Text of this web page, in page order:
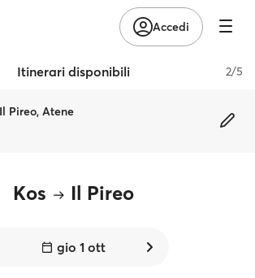
Accedi
Itinerari disponibili 2/5
Il Pireo, Atene
Kos Il Pireo
gio 1 ott